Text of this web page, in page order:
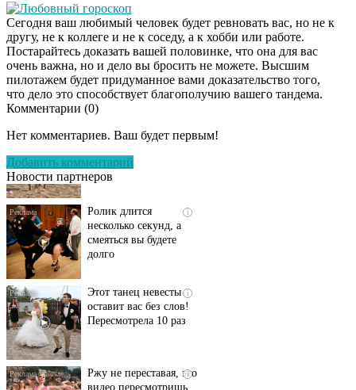
Любовный гороскоп
Сегодня ваш любимый человек будет ревновать вас, но не к
другу, не к коллеге и не к соседу, а к хобби или работе.
Постарайтесь доказать вашей половинке, что она для вас
очень важна, но и дело вы бросить не можете. Высшим
пилотажем будет придуманное вами доказательство того,
что дело это способствует благополучию вашего тандема.
Комментарии (0)
Нет комментариев. Ваш будет первым!
Добавить комментарий
Новости партнеров
Скрытая камера на
люди вытворяют, когда
их не видят...
несколько секунд, а
смеяться вы будете
оставит вас без слов!
Пересмотрела 10 раз
видео пересмотришь
не раз